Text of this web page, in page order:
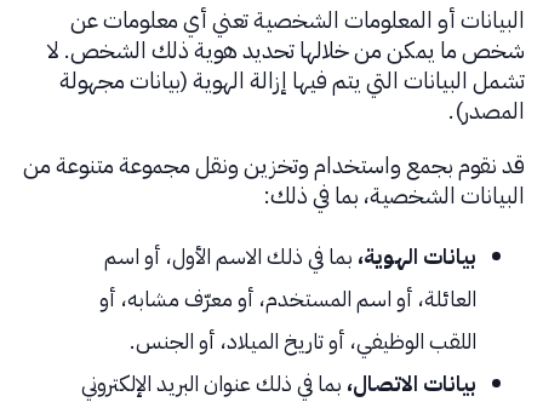
البيانات أو المعلومات الشخصية تعني أي معلومات عن
شخص ما يمكن من خلالها تحديد هوية ذلك الشخص. لا
تشمل البيانات التي يتم فيها إزالة الهوية (بيانات مجهولة
المصدر).
قد نقوم بجمع واستخدام وتخزين ونقل مجموعة متنوعة من
البيانات الشخصية، بما في ذلك:
بيانات الهوية، بما في ذلك الاسم الأول، أو اسم
العائلة، أو اسم المستخدم، أو معرّف مشابه، أو
اللقب الوظيفي، أو تاريخ الميلاد، أو الجنس.
بيانات الاتصال، بما في ذلك عنوان البريد الإلكتروني